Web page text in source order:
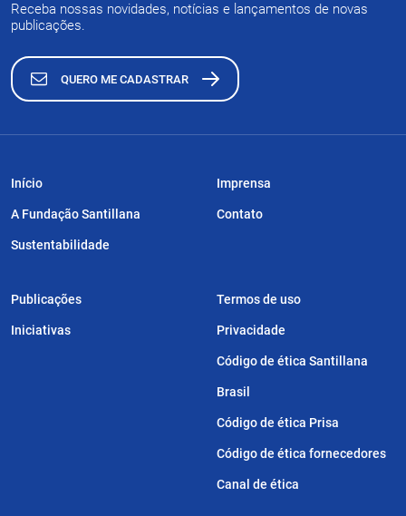
Receba nossas novidades, notícias e lançamentos de novas
publicações.
QUERO ME CADASTRAR
Início
A Fundação Santillana
Sustentabilidade
Publicações
Iniciativas
Imprensa
Contato
Termos de uso
Privacidade
Código de ética Santillana
Brasil
Código de ética Prisa
Código de ética fornecedores
Canal de ética